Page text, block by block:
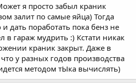
я просто забыл краник
залит по самые яйца) Тогда
дать поработать пока бенз не
в гараж мудрить :) Кстати никак
краник закрыт. Даже в
у разных годов производства
методом тЫка вычислять)